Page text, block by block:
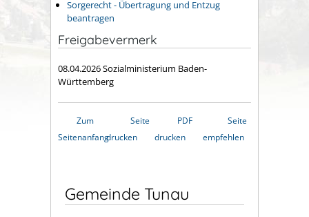
Sorgerecht - Übertragung und Entzug
beantragen
Freigabevermerk
08.04.2026 Sozialministerium Baden-
Württemberg
Zum
Seitenanfang
Seite
drucken
PDF
drucken
Seite
empfehlen
Gemeinde Tunau